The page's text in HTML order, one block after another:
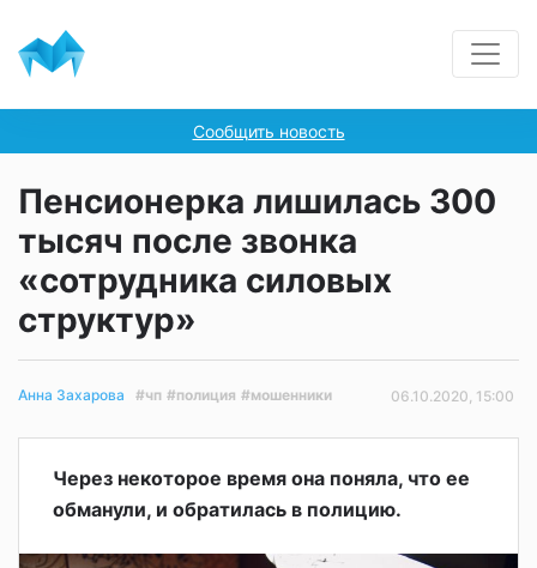
Сообщить новость
Пенсионерка лишилась 300
тысяч после звонка
«сотрудника силовых
структур»
Анна Захарова #чп #полиция #мошенники 06.10.2020, 15:00
Через некоторое время она поняла, что ее
обманули, и обратилась в полицию.